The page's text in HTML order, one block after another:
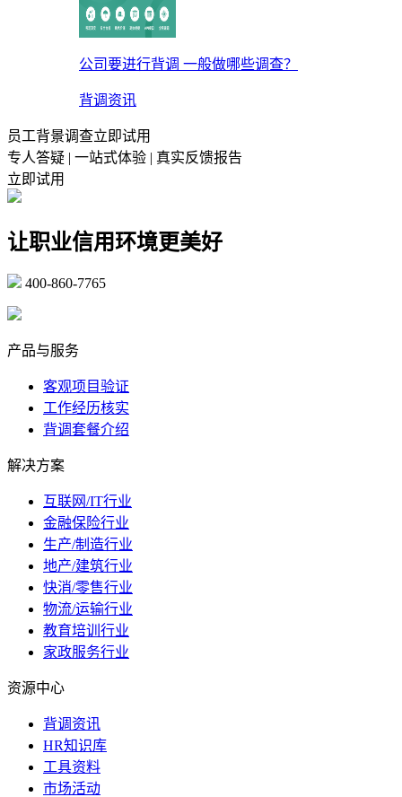
公司要进行背调 一般做哪些调查？
背调资讯
员工背景调查立即试用
专人答疑 | 一站式体验 | 真实反馈报告
立即试用
让职业信用环境更美好
400-860-7765
产品与服务
客观项目验证
工作经历核实
背调套餐介绍
解决方案
互联网/IT行业
金融保险行业
生产/制造行业
地产/建筑行业
快消/零售行业
物流/运输行业
教育培训行业
家政服务行业
资源中心
背调资讯
HR知识库
工具资料
市场活动